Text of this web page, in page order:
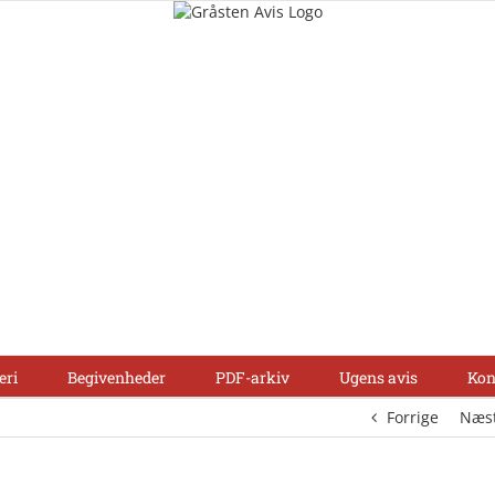
Begivenheder PDF-arkiv Ugens avis
Forrige